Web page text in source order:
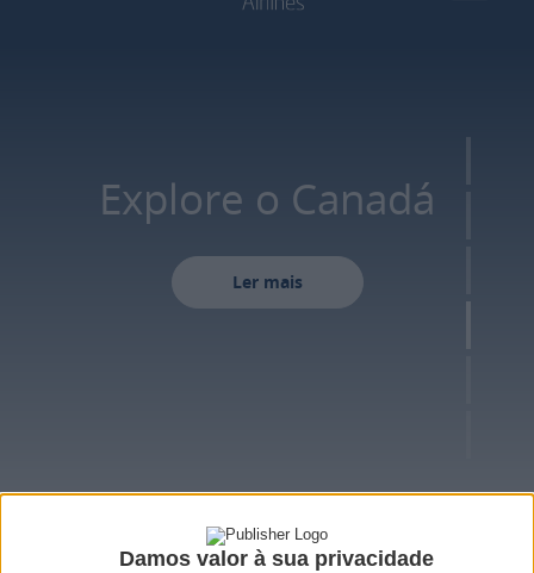
Damos valor à sua privacidade
Explore o Canadá
Ler mais